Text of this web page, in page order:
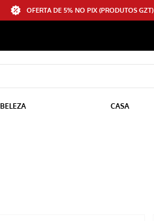
OFERTA DE 5% NO PIX (PRODUTOS
BELEZA CASA